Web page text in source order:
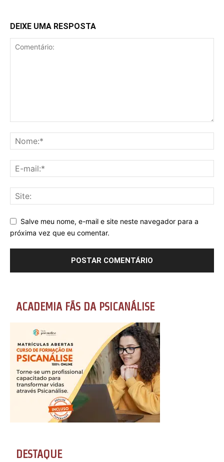
DEIXE UMA RESPOSTA
Salve meu nome, e-mail e site neste navegador para a
próxima vez que eu comentar.
ACADEMIA FÃS DA PSICANÁLISE
DESTAQUE